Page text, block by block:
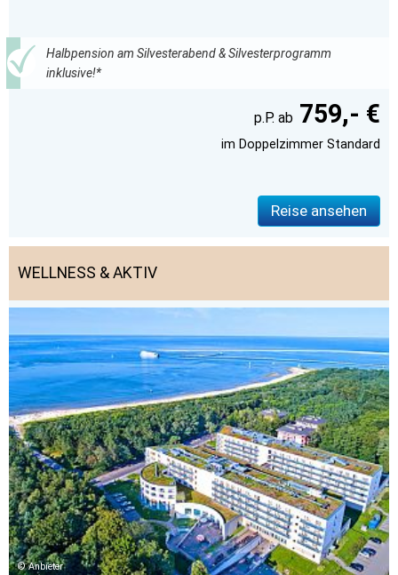
Halbpension am Silvesterabend & Silvesterprogramm
inklusive!*
759,- €
im Doppelzimmer Standard
Reise ansehen
WELLNESS & AKTIV
Anbieter